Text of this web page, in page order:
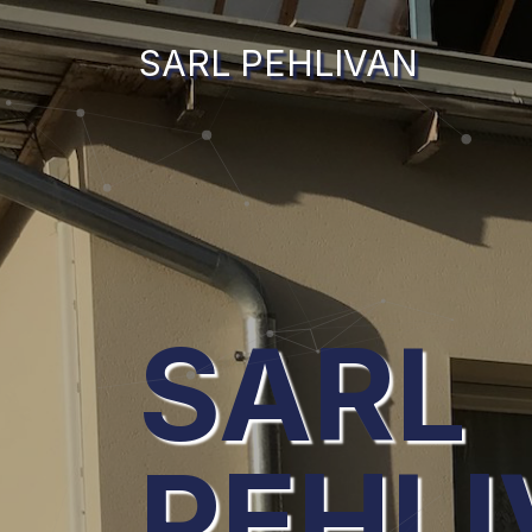
SARL PEHLIVAN
SARL